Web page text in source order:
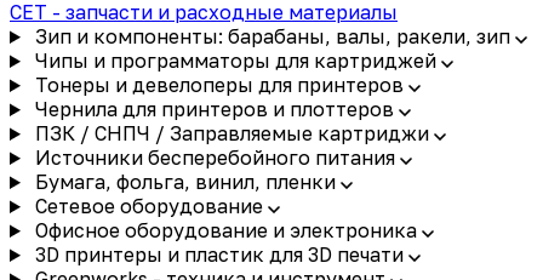
CET - запчасти и расходные материалы
Зип и компоненты: барабаны, валы, ракели, зип
Чипы и программаторы для картриджей
Тонеры и девелоперы для принтеров
Чернила для принтеров и плоттеров
ПЗК / СНПЧ / Заправляемые картриджи
Источники бесперебойного питания
Бумага, фольга, винил, пленки
Сетевое оборудование
Офисное оборудование и электроника
3D принтеры и пластик для 3D печати